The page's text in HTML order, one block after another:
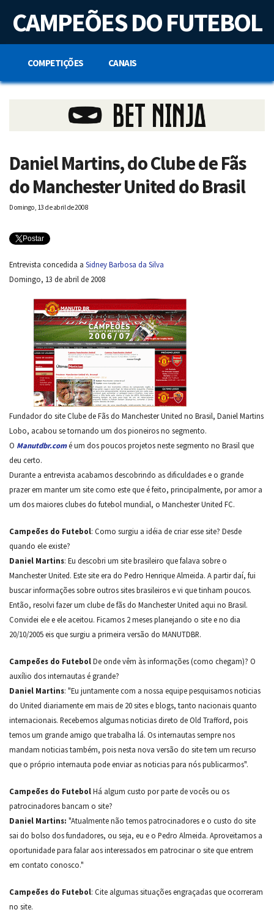
t
n
CAMPEÕES DO FUTEBOL
COMPETIÇÕES CANAIS
Daniel Martins, do Clube de Fãs
do Manchester United do Brasil
Domingo, 13 de abril de 2008
Postar
Entrevista concedida a Sidney Barbosa da Silva
Domingo, 13 de abril de 2008
Fundador do site Clube de Fãs do Manchester United no Brasil, Daniel Martins
Lobo, acabou se tornando um dos pioneiros no segmento.
O Manutdbr.comé um dos poucos projetos neste segmento no Brasil que
deu certo.
Durante a entrevista acabamos descobrindo as dificuldades e o grande
prazer em manter um site como este que é feito, principalmente, por amor a
um dos maiores clubes do futebol mundial, o Manchester United FC.
Campeões do Futebol: Como surgiu a idéia de criar esse site? Desde
quando ele existe?
Daniel Martins: Eu descobri um site brasileiro que falava sobre o
Manchester United. Este site era do Pedro Henrique Almeida. A partir daí, fui
buscar informações sobre outros sites brasileiros e vi que tinham poucos.
Então, resolvi fazer um clube de fãs do Manchester United aqui no Brasil.
Convidei ele e ele aceitou. Ficamos 2 meses planejando o site e no dia
20/10/2005 eis que surgiu a primeira versão do MANUTDBR.
Campeões do FutebolDe onde vêm às informações (como chegam)? O
auxílio dos internautas é grande?
Daniel Martins: "Eu juntamente com a nossa equipe pesquisamos noticias
do United diariamente em mais de 20 sites e blogs, tanto nacionais quanto
internacionais. Recebemos algumas noticias direto de Old Trafford, pois
temos um grande amigo que trabalha lá. Os internautas sempre nos
mandam noticias também, pois nesta nova versão do site tem um recurso
que o próprio internauta pode enviar as noticias para nós publicarmos".
Campeões do FutebolHá algum custo por parte de vocês ou os
patrocinadores bancam o site?
Daniel Martins: "Atualmente não temos patrocinadores e o custo do site
sai do bolso dos fundadores, ou seja, eu e o Pedro Almeida. Aproveitamos a
oportunidade para falar aos interessados em patrocinar o site que entrem
em contato conosco."
Campeões do Futebol: Cite algumas situações engraçadas que ocorreram
no site.